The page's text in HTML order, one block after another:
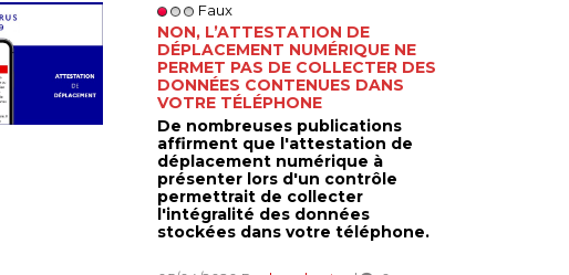
Faux
NON, L’ATTESTATION DE
DÉPLACEMENT NUMÉRIQUE NE
PERMET PAS DE COLLECTER DES
DONNÉES CONTENUES DANS
VOTRE TÉLÉPHONE
De nombreuses publications
affirment que l'attestation de
déplacement numérique à
présenter lors d'un contrôle
permettrait de collecter
l'intégralité des données
stockées dans votre téléphone.